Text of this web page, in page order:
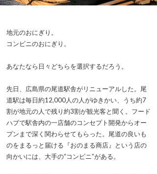
地元のおにぎり。
コンビニのおにぎり。
あなたなら日々どちらを選択するだろう。
先日、広島県の尾道駅舎がリニューアルした。尾
道駅は毎日約12,000人の人がゆきかい、うち約7
割が地元の人で残り約3割が観光客と聞く。フード
ハブで駅舎内の一店舗のコンセプト開発からオー
プンまで深く関わらせてもらった。尾道の良いも
のをまるっと届ける『おのまる商店』という店の
向かいには、大手の“コンビニ”がある。